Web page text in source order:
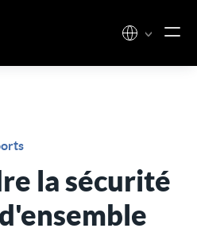
la sécurité